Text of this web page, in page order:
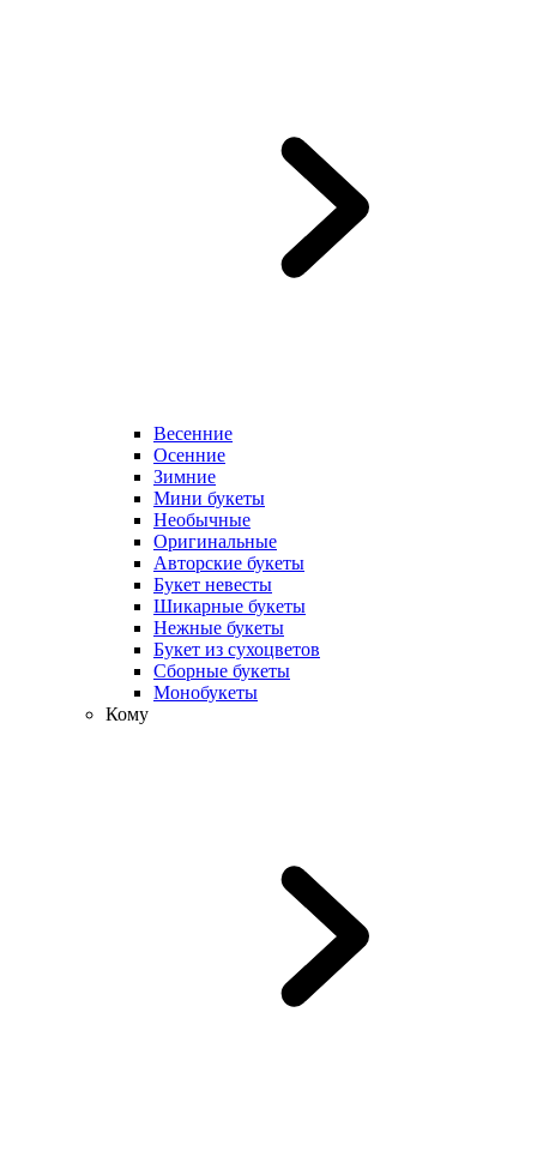
Весенние
Осенние
Зимние
Мини букеты
Необычные
Оригинальные
Авторские букеты
Букет невесты
Шикарные букеты
Нежные букеты
Букет из сухоцветов
Сборные букеты
Монобукеты
Кому